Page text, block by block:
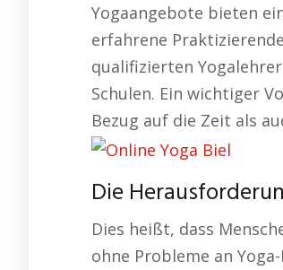
Yogaangebote bieten
erfahrene
qualifizierten
Schulen. Ein wichtiger
Bezug auf die Zeit als
Die
Dies heißt, dass
ohne Probleme an